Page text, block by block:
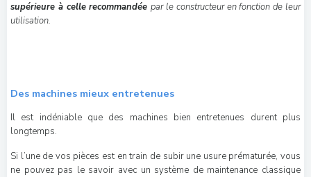
supérieure à celle recommandéepar le constructeur en fonction de leur
utilisation.
Des machines mieux entretenues
Il est indéniable que des machines bien entretenues durent plus
longtemps.
Si l’une de vos pièces est en train de subir une usure prématurée, vous
ne pouvez pas le savoir avec un système de maintenance classique